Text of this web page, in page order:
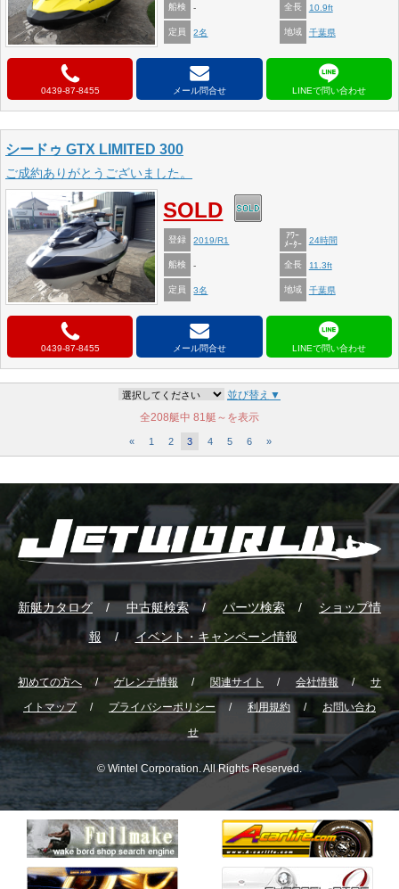
船検 - 全長 10.9ft
定員 2名 地域 千葉県
0439-87-8455 メール問合せ
シードゥ GTX LIMITED 300
ご成約ありがとうございました。
SOLD
登録 2019/R1
ｱﾜｰ
ﾒｰﾀｰ
24時間
船検 - 全長 11.3ft
定員 3名 地域 千葉県
0439-87-8455 メール問合せ
並び替え▼
全208艇中 81艇～を表示
« 1 2 3 4 5 6 »
新艇カタログ 中古艇検索 パーツ検索 ショップ情
報 イベント・キャンペーン情報
初めての方へ ゲレンテ情報 関連サイト 会社情報
サ
イトマップ
プライバシーポリシー 利用規約
お問い合わ
せ
© Wintel Corporation. All Rights Reserved.